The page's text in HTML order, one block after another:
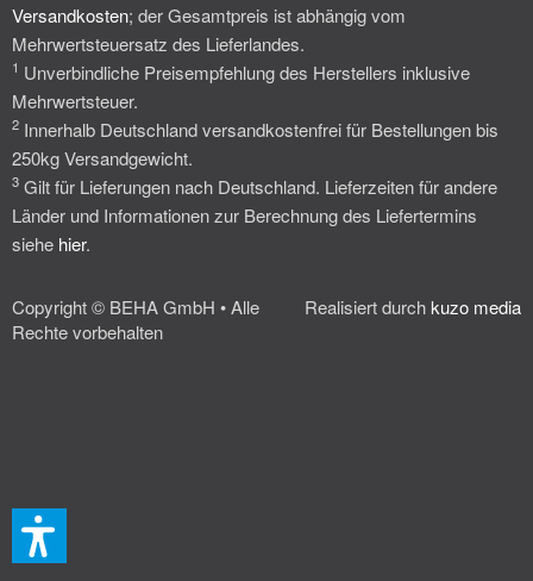
Versandkosten; der Gesamtpreis ist abhängig vom
Mehrwertsteuersatz des Lieferlandes.
1 Unverbindliche Preisempfehlung des Herstellers inklusive
Mehrwertsteuer.
2 Innerhalb Deutschland versandkostenfrei für Bestellungen bis
250kg Versandgewicht.
3 Gilt für Lieferungen nach Deutschland. Lieferzeiten für andere
Länder und Informationen zur Berechnung des Liefertermins
siehe hier.
Copyright © BEHA GmbH • Alle
Rechte vorbehalten
Realisiert durchkuzo media